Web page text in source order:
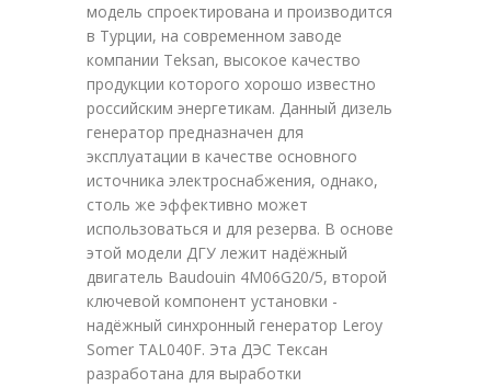
модель спроектирована и производится
в Турции, на современном заводе
компании Teksan, высокое качество
продукции которого хорошо известно
российским энергетикам. Данный дизель
генератор предназначен для
эксплуатации в качестве основного
источника электроснабжения, однако,
столь же эффективно может
использоваться и для резерва. В основе
этой модели ДГУ лежит надёжный
двигатель Baudouin 4M06G20/5, второй
ключевой компонент установки -
надёжный синхронный генератор Leroy
Somer TAL040F. Эта ДЭС Тексан
разработана для выработки